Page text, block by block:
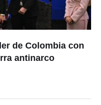
de Colombia con
antinarco